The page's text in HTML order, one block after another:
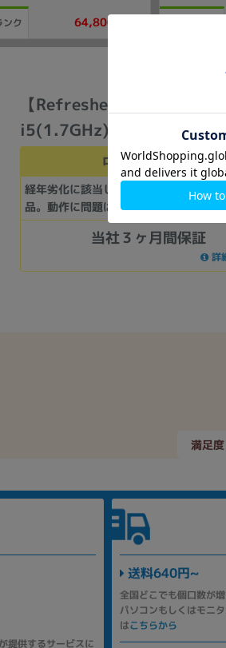
ンク 64,800
【Refreshed PC】Let's
i5(1.7GHz)/16GB/256GB
中古Cランク
経年劣化に該当しない傷、汚れなどのあ
品。動作に問題はありません。
当社３ヶ月間保証
詳
満足
提供するサービスに
送料640円~
全国どこでも個口数が
パソコンもしくはモニ
はこちらから